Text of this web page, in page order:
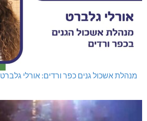
מנהלת אשכול גנים כפר ורדים: אורלי גלברט